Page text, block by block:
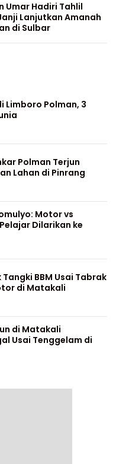
Umar Hadiri Tahlil
Lanjutkan Amanah
di Sulbar
Limboro Polman, 3
Polman Terjun
Lahan di Pinrang
Motor vs
Dilarikan ke
BBM Usai Tabrak
di Matakali
di Matakali
Usai Tenggelam di